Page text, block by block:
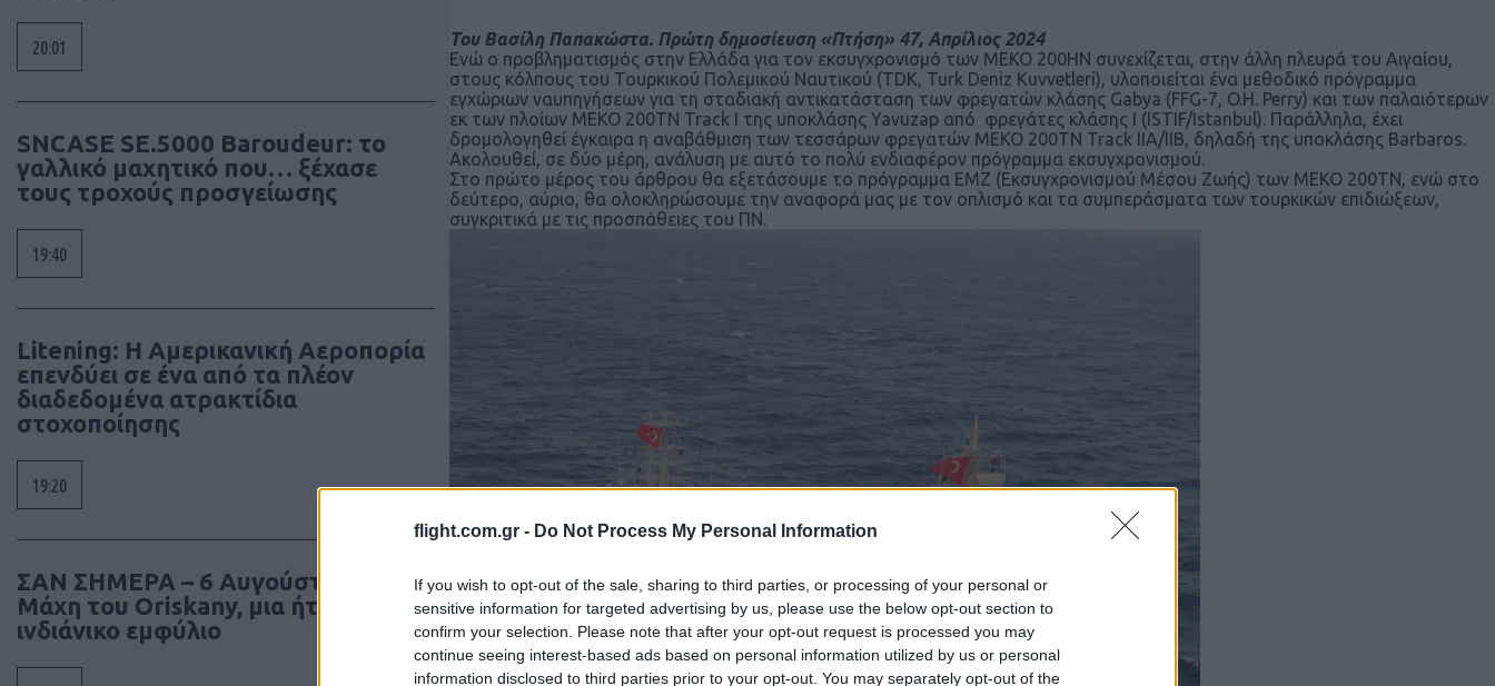
flight.com.gr - Do Not Process My Personal Information
If you wish to opt-out of the sale, sharing to third parties, or processing of your personal or
sensitive information for targeted advertising by us, please use the below opt-out section to
confirm your selection. Please note that after your opt-out request is processed you may
continue seeing interest-based ads based on personal information utilized by us or personal
information disclosed to third parties prior to your opt-out. You may separately opt-out of the
20:01
SNCASE SE.5000 Baroudeur: το
γαλλικό μαχητικό που… ξέχασε
τους τροχούς προσγείωσης
19:40
Litening: Η Αμερικανική Αεροπορία
επενδύει σε ένα από τα πλέον
διαδεδομένα ατρακτίδια
στοχοποίησης
19:20
ΣΑΝ ΣΗΜΕΡΑ – 6 Αυγούστου 1777:
Μάχη του Oriskany, μια ήττα με
ινδιάνικο εμφύλιο
Του Βασίλη Παπακώστα. Πρώτη δημοσίευση «Πτήση» 47, Απρίλιος 2024
Ενώ ο προβληματισμός στην Ελλάδα για τον εκσυγχρονισμό των ΜΕΚΟ 200HN συνεχίζεται, στην άλλη πλευρά του Αιγαίου,
στους κόλπους του Τουρκικού Πολεμικού Ναυτικού (TDK, Turk Deniz Kuvvetleri), υλοποιείται ένα μεθοδικό πρόγραμμα
εγχώριων ναυπηγήσεων για τη σταδιακή αντικατάσταση των φρεγατών κλάσης Gabya (FFG-7, O.Η. Perry) και των παλαιότερων
εκ των πλοίων MEKO 200TN Track I της υποκλάσης Yavuzap από φρεγάτες κλάσης I (ISTIF/Istanbul). Παράλληλα, έχει
δρομολογηθεί έγκαιρα η αναβάθμιση των τεσσάρων φρεγατών MEKO 200TN Track IIA/IIB, δηλαδή της υποκλάσης Barbaros.
Ακολουθεί, σε δύο μέρη, ανάλυση με αυτό το πολύ ενδιαφέρον πρόγραμμα εκσυγχρονισμού.
Στο πρώτο μέρος του άρθρου θα εξετάσουμε το πρόγραμμα ΕΜΖ (Εκσυγχρονισμού Μέσου Ζωής) των MEKO 200TN, ενώ στο
δεύτερο, αύριο, θα ολοκληρώσουμε την αναφορά μας με τον οπλισμό και τα συμπεράσματα των τουρκικών επιδιώξεων,
συγκριτικά με τις προσπάθειες του ΠΝ.